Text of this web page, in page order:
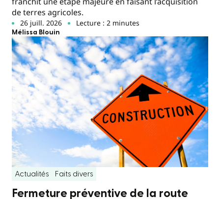
de terres agricoles.
26 juill. 2026 Lecture : 2 minutes
Mélissa Blouin
Actualités Faits divers
Fermeture préventive de la route